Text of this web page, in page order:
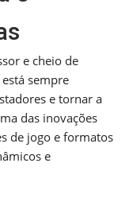
e cheio de
sempre
e tornar a
das inovações
de jogo e formatos
e